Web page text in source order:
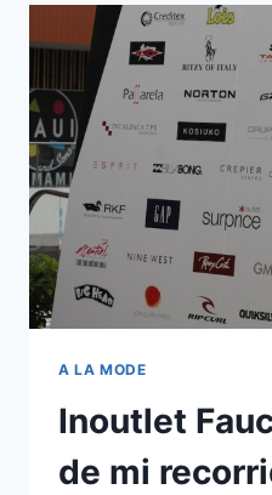
A LA MODE
Inoutlet
de mi